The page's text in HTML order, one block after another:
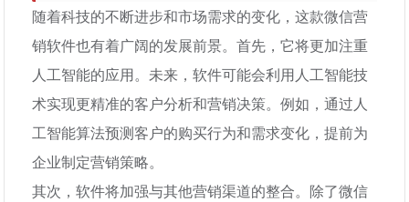
随着科技的不断进步和市场需求的变化，这款微信营
销软件也有着广阔的发展前景。首先，它将更加注重
人工智能的应用。未来，软件可能会利用人工智能技
术实现更精准的客户分析和营销决策。例如，通过人
工智能算法预测客户的购买行为和需求变化，提前为
企业制定营销策略。
其次，软件将加强与其他营销渠道的整合。除了微信